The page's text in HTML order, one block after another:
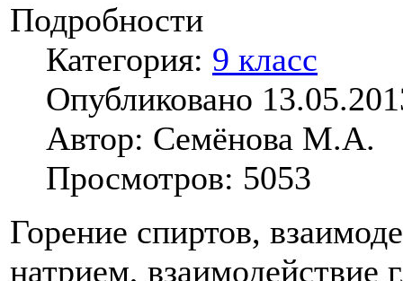
Подробности
Категория: 9 класс
Опубликовано
Автор: Семёнова М.А.
Просмотров: 5053
Горение спиртов,
натрием, взаимодействие